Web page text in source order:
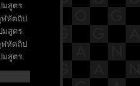
สูตร.
หัตถิป
สูตร.
หัตถิป
สูตร.